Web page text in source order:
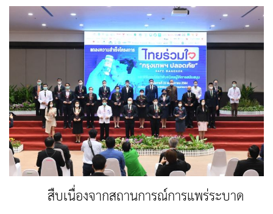
สืบเนื่องจากสถานการณ์การแพร่ระบาด